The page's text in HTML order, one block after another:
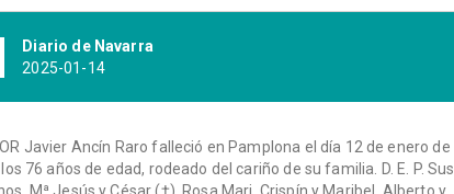
Diario de Navarra
2025-01-14
Javier Ancín Raro falleció en Pamplona el día 12 de enero de
76 años de edad, rodeado del cariño de su familia. D. E. P. Sus